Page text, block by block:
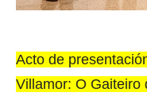
Acto de
Villamor: O Gaiteiro